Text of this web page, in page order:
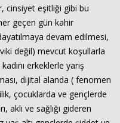
cinsiyet eşitliği gibi bu
geçen gün kahir
devam edilmesi,
değil) mevcut koşullarla
erkeklerle yarış
dijital alanda ( fenomen
çocuklarda ve gençlerde
aklı ve sağlığı gideren